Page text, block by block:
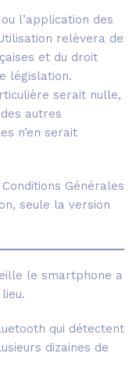
l’application des
relèvera de
et du droit
législation.
serait nulle,
autres
n’en serait
Générales
seule la version
le smartphone a
qui détectent
dizaines de